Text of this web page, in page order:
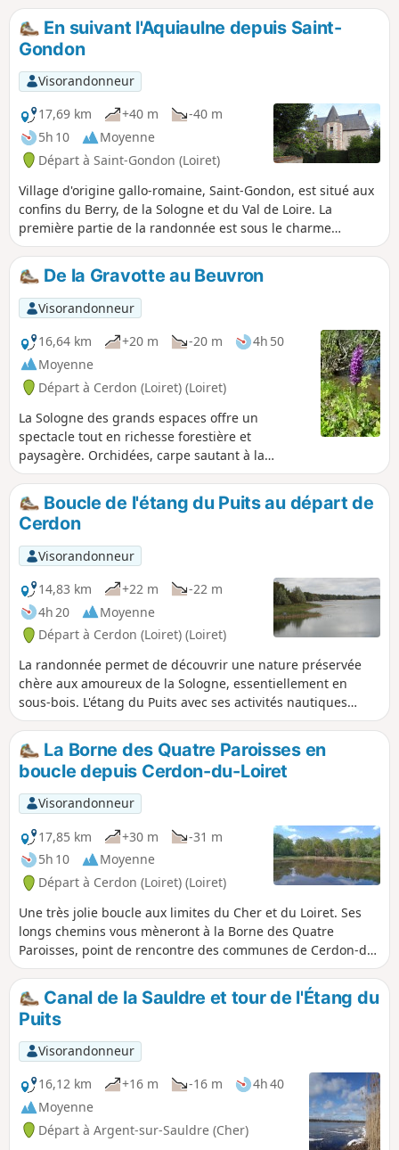
En suivant l'Aquiaulne depuis Saint-
Gondon
Visorandonneur
17,69 km
+40 m
-40 m
5h 10
Moyenne
Départ à Saint-Gondon (Loiret)
Village d'origine gallo-romaine, Saint-Gondon, est situé aux
confins du Berry, de la Sologne et du Val de Loire. La
première partie de la randonnée est sous le charme
bucolique de la vallée de l'Aquiaulne, la seconde emprunte
des chemins peu fréquentés, hésitant entre les espaces
boisés et cultivés sans oublier quelques landes.
De la Gravotte au Beuvron
Visorandonneur
16,64 km
+20 m -20 m
4h 50
Moyenne
Départ à Cerdon (Loiret) (Loiret)
La Sologne des grands espaces offre un
spectacle tout en richesse forestière et
paysagère. Orchidées, carpe sautant à la
surface d'un étang pour happer un insecte
volant, chevreuil se laissant surprendre au
détour d'un sentier, sans parler des canards et
de leur jeune progéniture, c'est la Sologne
généreuse.
Boucle de l'étang du Puits au départ de
Cerdon
Visorandonneur
14,83 km
+22 m
-22 m
4h 20
Moyenne
Départ à Cerdon (Loiret) (Loiret)
La randonnée permet de découvrir une nature préservée
chère aux amoureux de la Sologne, essentiellement en
sous-bois. L'étang du Puits avec ses activités nautiques
constitue une halte rafraichissante.
La Borne des Quatre Paroisses en
boucle depuis Cerdon-du-Loiret
Visorandonneur
17,85 km
+30 m
-31 m
5h 10
Moyenne
Départ à Cerdon (Loiret) (Loiret)
Une très jolie boucle aux limites du Cher et du Loiret. Ses
longs chemins vous mèneront à la Borne des Quatre
Paroisses, point de rencontre des communes de Cerdon-du-
Loiret, Brinon-sur-Sauldre, Villemurlin et Isdes. La traversée
de la forêt aux limites du Loiret et du Cher, vaut à elle seule
le détour.Canal de la Sauldre et tour de l'Étang du
Puits
Visorandonneur
16,12 km
+16 m -16 m
4h 40
Moyenne
Départ à Argent-sur-Sauldre (Cher)